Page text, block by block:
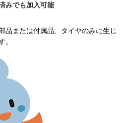
みでも加入可能
品または付属品、タイヤのみに生じ
。